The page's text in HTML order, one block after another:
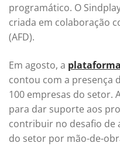
programático. O
criada em colaboração
(AFD).
Em agosto, a
contou com a presença
100 empresas do setor.
para dar suporte aos
contribuir no desafio de
do setor por mão-de-